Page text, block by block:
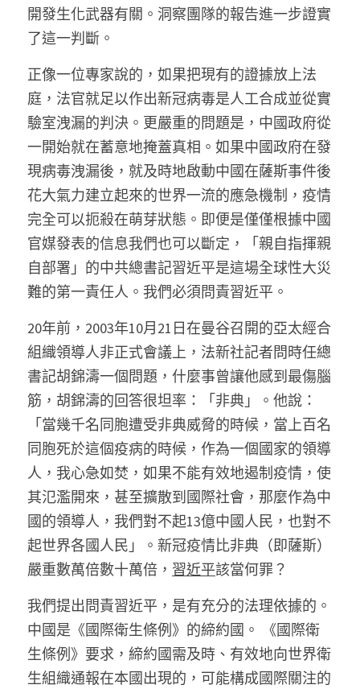
開發生化武器有關。洞察團隊的報告進一步證實
了這一判斷。
正像一位專家說的，如果把現有的證據放上法
庭，法官就足以作出新冠病毒是人工合成並從實
驗室洩漏的判決。更嚴重的問題是，中國政府從
一開始就在蓄意地掩蓋真相。如果中國政府在發
現病毒洩漏後，就及時地啟動中國在薩斯事件後
花大氣力建立起來的世界一流的應急機制，疫情
完全可以扼殺在萌芽狀態。即便是僅僅根據中國
官媒發表的信息我們也可以斷定，「親自指揮親
自部署」的中共總書記習近平是這場全球性大災
難的第一責任人。我們必須問責習近平。
20年前，2003年10月21日在曼谷召開的亞太經合
組織領導人非正式會議上，法新社記者問時任總
書記胡錦濤一個問題，什麼事曾讓他感到最傷腦
筋，胡錦濤的回答很坦率：「非典」。他說：
「當幾千名同胞遭受非典威脅的時候，當上百名
同胞死於這個疫病的時候，作為一個國家的領導
人，我心急如焚，如果不能有效地遏制疫情，使
其氾濫開來，甚至擴散到國際社會，那麼作為中
國的領導人，我們對不起13億中國人民，也對不
起世界各國人民」。新冠疫情比非典（即薩斯）
嚴重數萬倍數十萬倍， 習近平該當何罪？
我們提出問責習近平，是有充分的法理依據的。
中國是《國際衛生條例》的締約國。 《國際衛
生條例》要求，締約國需及時、有效地向世界衛
生組織通報在本國出現的，可能構成國際關注的